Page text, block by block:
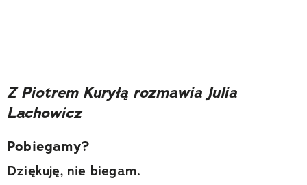
ZPiotrem Kuryłą rozmawia Julia
Lachowicz
Pobiegamy?
Dziękuję, nie biegam.